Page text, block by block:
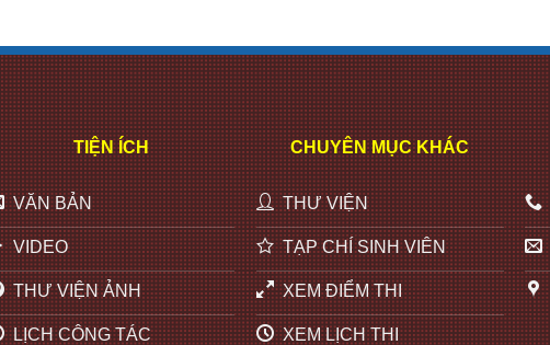
TIỆN ÍCH
VĂN BẢN
VIDEO
THƯ VIỆN ẢNH
LỊCH CÔNG TÁC
CHUYÊN MỤC KHÁC
THƯ VIỆN
TẠP CHÍ SINH VIÊN
XEM ĐIỂM THI
XEM LỊCH THI